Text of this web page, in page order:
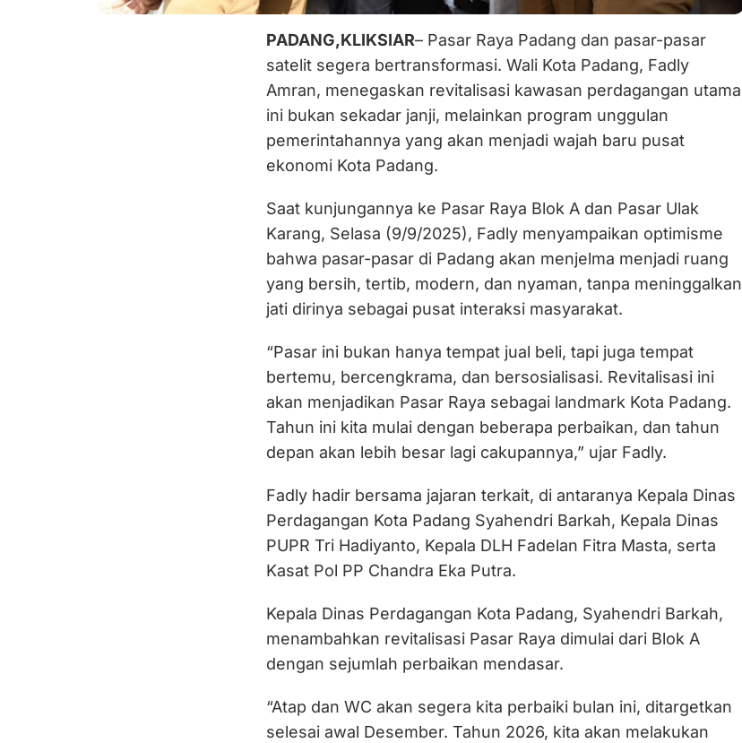
PADANG,KLIKSIAR– Pasar Raya Padang dan pasar-pasar
satelit segera bertransformasi. Wali Kota Padang, Fadly
Amran, menegaskan revitalisasi kawasan perdagangan utama
ini bukan sekadar janji, melainkan program unggulan
pemerintahannya yang akan menjadi wajah baru pusat
ekonomi Kota Padang.
Saat kunjungannya ke Pasar Raya Blok A dan Pasar Ulak
Karang, Selasa (9/9/2025), Fadly menyampaikan optimisme
bahwa pasar-pasar di Padang akan menjelma menjadi ruang
yang bersih, tertib, modern, dan nyaman, tanpa meninggalkan
jati dirinya sebagai pusat interaksi masyarakat.
“Pasar ini bukan hanya tempat jual beli, tapi juga tempat
bertemu, bercengkrama, dan bersosialisasi. Revitalisasi ini
akan menjadikan Pasar Raya sebagai landmark Kota Padang.
Tahun ini kita mulai dengan beberapa perbaikan, dan tahun
depan akan lebih besar lagi cakupannya,” ujar Fadly.
Fadly hadir bersama jajaran terkait, di antaranya Kepala Dinas
Perdagangan Kota Padang Syahendri Barkah, Kepala Dinas
PUPR Tri Hadiyanto, Kepala DLH Fadelan Fitra Masta, serta
Kasat Pol PP Chandra Eka Putra.
Kepala Dinas Perdagangan Kota Padang, Syahendri Barkah,
menambahkan revitalisasi Pasar Raya dimulai dari Blok A
dengan sejumlah perbaikan mendasar.
“Atap dan WC akan segera kita perbaiki bulan ini, ditargetkan
selesai awal Desember. Tahun 2026, kita akan melakukan